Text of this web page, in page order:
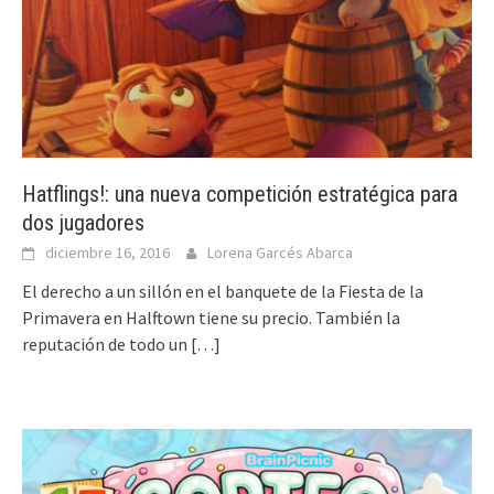
Hatflings!: una nueva competición estratégica para
dos jugadores
diciembre 16, 2016 Lorena Garcés Abarca
El derecho a un sillón en el banquete de la Fiesta de la
Primavera en Halftown tiene su precio. También la
reputación de todo un […]